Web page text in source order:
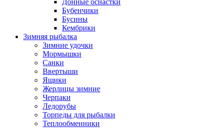
Донные оснастки
Бубенчики
Бусины
Кембрики
Зимняя рыбалка
Зимние удочки
Мормышки
Санки
Ввертыши
Ящики
Жерлицы зимние
Черпаки
Ледорубы
Торпеды для рыбалки
Теплообменники